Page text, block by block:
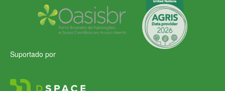
Suportado por